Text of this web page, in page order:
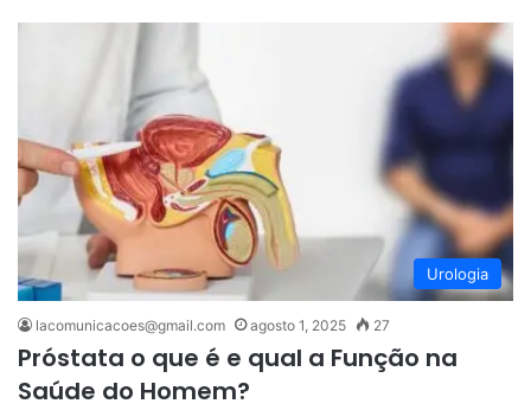
Urologia
lacomunicacoes@gmail.com agosto 1, 2025 27
Próstata o que é e qual a Função na
Saúde do Homem?